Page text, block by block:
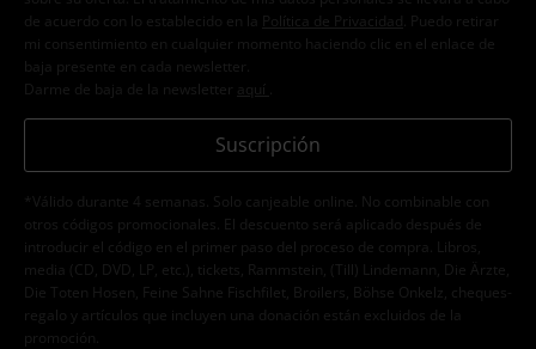
de acuerdo con lo establecido en la
Política de Privacidad . Puedo retirar
mi consentimiento en cualquier momento haciendo clic en el enlace de
baja presente en cada newsletter.
Darme de baja de la newsletter
aquí
Suscripción
*Válido durante 4 semanas. Solo canjeable online. No combinable con
otros códigos promocionales. El descuento será aplicado después de
introducir el código en el primer paso del proceso de compra. Libros,
media (CD, DVD, LP, etc.), tickets, Rammstein, (Till) Lindemann, Die Ärzte,
Die Toten Hosen, Feine Sahne Fischfilet, Broilers, Böhse Onkelz, cheques-
regalo y artículos que incluyen una donación están excluidos de la
promoción.